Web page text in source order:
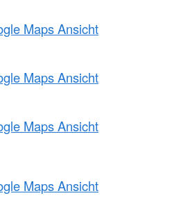
Maps Ansicht
Maps Ansicht
Maps Ansicht
Maps Ansicht